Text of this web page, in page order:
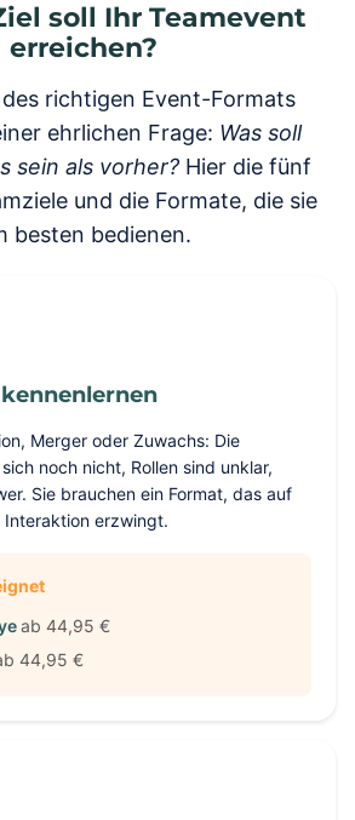
soll Ihr Teamevent
erreichen?
des richtigen Event-Formats
ehrlichen Frage: Was soll
sein als vorher?Hier die fünf
und die Formate, die sie
besten bedienen.
Merger oder Zuwachs: Die
noch nicht, Rollen sind unklar,
Sie brauchen ein Format, das auf
Interaktion erzwingt.
ab 44,95 €
44,95 €